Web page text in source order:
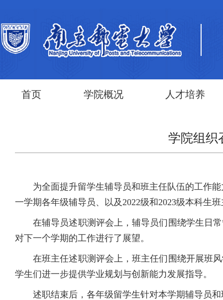
首页 学院概况 人才培养
学院组织
为全面提升留学生辅导员和班主任队伍的工作
一学期各年级辅导员、以及2022级和2023级本科生
在辅导员述职测评会上，辅导员们围绕学生日
对下一个学期的工作进行了展望。
在班主任述职测评会上，班主任们围绕开展班
学生们进一步提供学业规划与创新能力发展指导。
述职结束后，各年级留学生针对本学期辅导员